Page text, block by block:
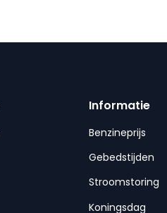
Informatie
Benzineprijs
Gebedstijden
Stroomstoring
Koningsdag